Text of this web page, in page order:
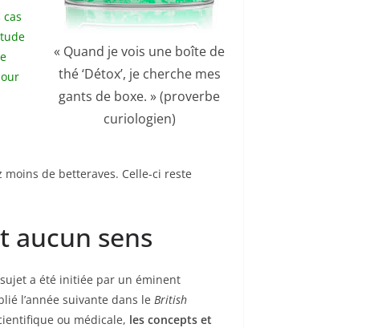
« Quand je vois une boîte de
thé ‘Détox’, je cherche mes
gants de boxe. » (proverbe
curiologien)
moins de betteraves. Celle-ci reste
aucun sens
a été initiée par un éminent
l’année suivante dans le British
ou médicale, les concepts et